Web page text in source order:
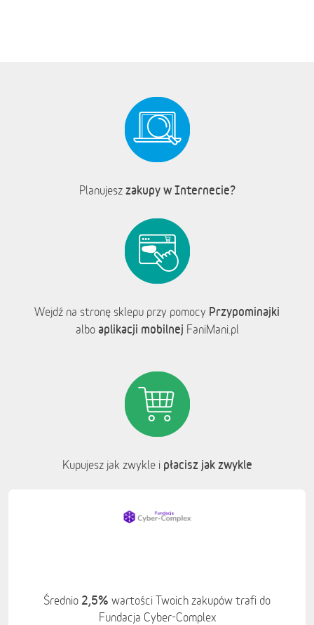
Planujesz zakupy w Internecie?
Wejdź na stronę sklepu przy pomocy Przypominajki
albo aplikacji mobilnej FaniMani.pl
Kupujesz jak zwykle i płacisz jak zwykle
Średnio 2,5% wartości Twoich zakupów trafi do
Fundacja Cyber-Complex